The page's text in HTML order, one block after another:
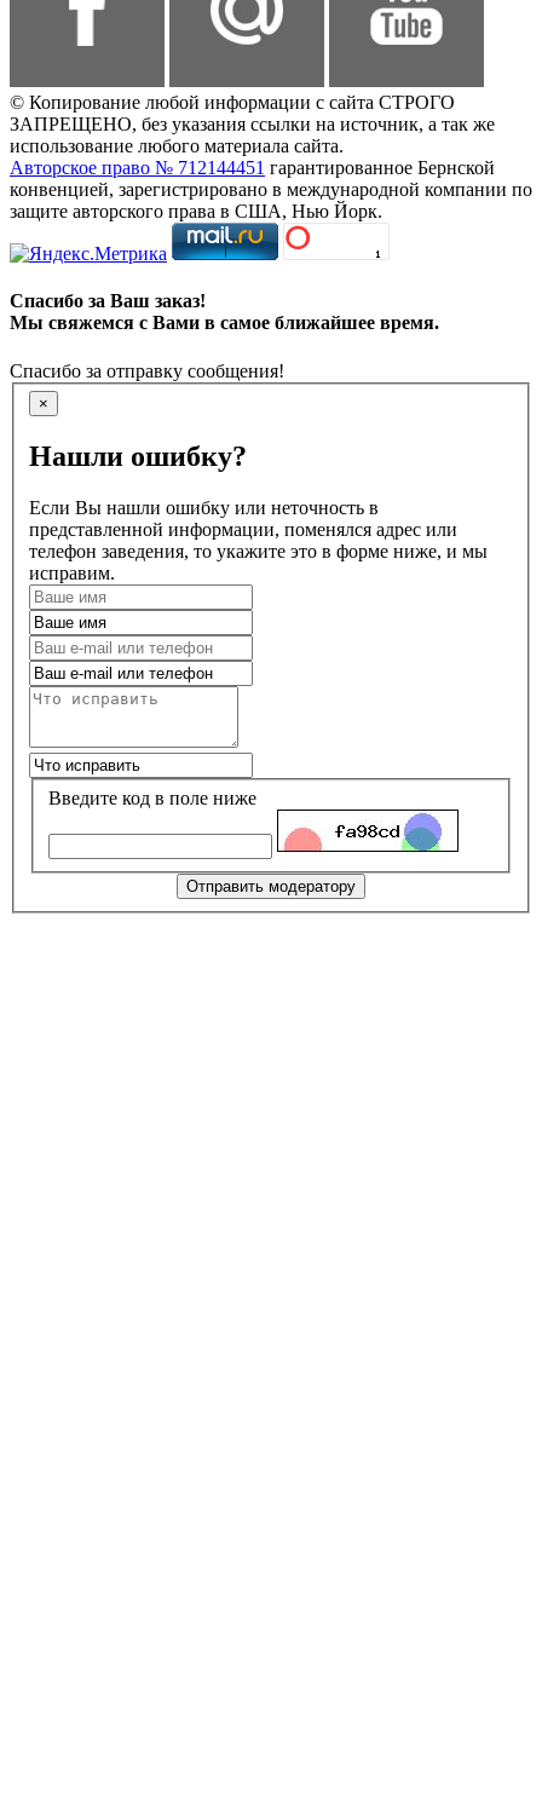
© Копирование любой информации с сайта СТРОГО
ЗАПРЕЩЕНО, без указания ссылки на источник, а так же
использование любого материала сайта.
Авторское право № 712144451 гарантированное Бернской
конвенцией, зарегистрировано в международной компании по
защите авторского права в США, Нью Йорк.
Спасибо за Ваш заказ!
Мы свяжемся с Вами в самое ближайшее время.
Спасибо за отправку сообщения!
×
Нашли ошибку?
Если Вы нашли ошибку или неточность в
представленной информации, поменялся адрес или
телефон заведения, то укажите это в форме ниже, и мы
исправим.
Введите код в поле ниже
Отправить модератору